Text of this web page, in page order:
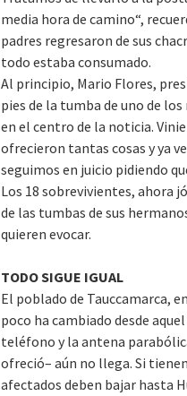
media hora de camino“,
padres regresaron de sus
todo estaba consumado.
Al principio, Mario Flores,
pies de la tumba de uno de
en el centro de la noticia.
ofrecieron tantas cosas y ya
seguimos en juicio pidiendo
Los 18 sobrevivientes, ahora
de las tumbas de sus
quieren evocar.
TODO SIGUE IGUAL
El poblado de Tauccamarca,
poco ha cambiado desde
teléfono y la antena
ofreció– aún no llega. Si
afectados deben bajar hasta